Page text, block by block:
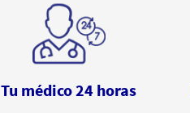
Tu médico 24 horas